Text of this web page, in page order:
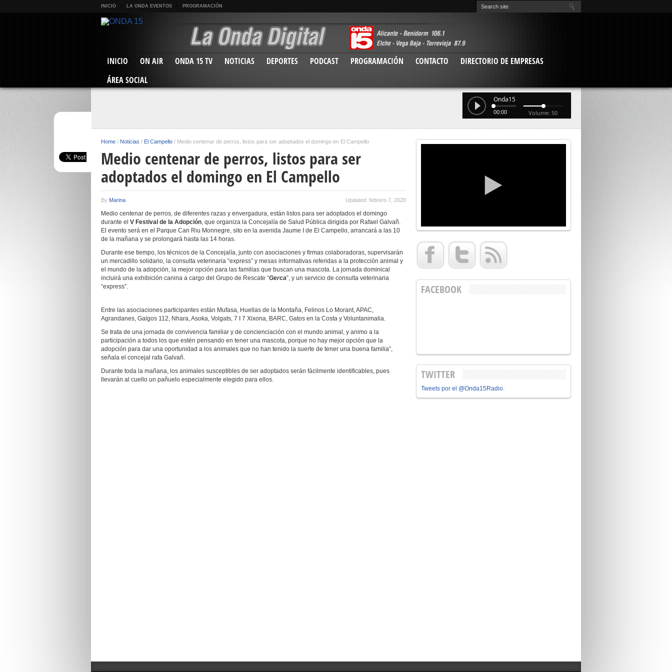
INICIO LA ONDA EVENTOS PROGRAMACIÓN
INICIO ON AIR ONDA 15 TV NOTICIAS DEPORTES PODCAST PROGRAMACIÓN CONTACTO
DIRECTORIO DE EMPRESAS
ÁREA SOCIAL
Onda15
00:00 Volume: 50
Home / Noticias / El Campello / Medio centenar de perros, listos para ser adoptados el domingo en El Campello
Medio centenar de perros, listos para ser
adoptados el domingo en El Campello
By Marina Updated: febrero 7, 2020
Medio centenar de perros, de diferentes razas y envergadura, están listos para ser adoptados el domingo
durante el V Festival de la Adopción, que organiza la Concejalía de Salud Pública dirigida por Rafael Galvañ.
El evento será en el Parque Can Riu Monnegre, sito en la avenida Jaume I de El Campello, arrancará a las 10
de la mañana y se prolongará hasta las 14 horas.
Durante ese tiempo, los técnicos de la Concejalía, junto con asociaciones y firmas colaboradoras, supervisarán
un mercadillo solidario, la consulta veterinaria “express” y mesas informativas referidas a la protección animal y
el mundo de la adopción, la mejor opción para las familias que buscan una mascota. La jornada dominical
incluirá una exhibición canina a cargo del Grupo de Rescate “Gerca”, y un servicio de consulta veterinaria
“express”.
Entre las asociaciones participantes están Mufasa, Huellas de la Montaña, Felinos Lo Morant, APAC,
Agrandanes, Galgos 112, Nhara, Asoka, Volgats, 7 I 7 Xixona, BARC, Gatos en la Costa y Voluntanimalia.
Se trata de una jornada de convivencia familiar y de concienciación con el mundo animal, y animo a la
participación a todos los que estén pensando en tener una mascota, porque no hay mejor opción que la
adopción para dar una oportunidad a los animales que no han tenido la suerte de tener una buena familia”,
señala el concejal rafa Galvañ.
Durante toda la mañana, los animales susceptibles de ser adoptados serán fácilmente identificables, pues
llevarán al cuello un pañuelo especialmente elegido para ellos.
FACEBOOK
TWITTER
Tweets por el @Onda15Radio.